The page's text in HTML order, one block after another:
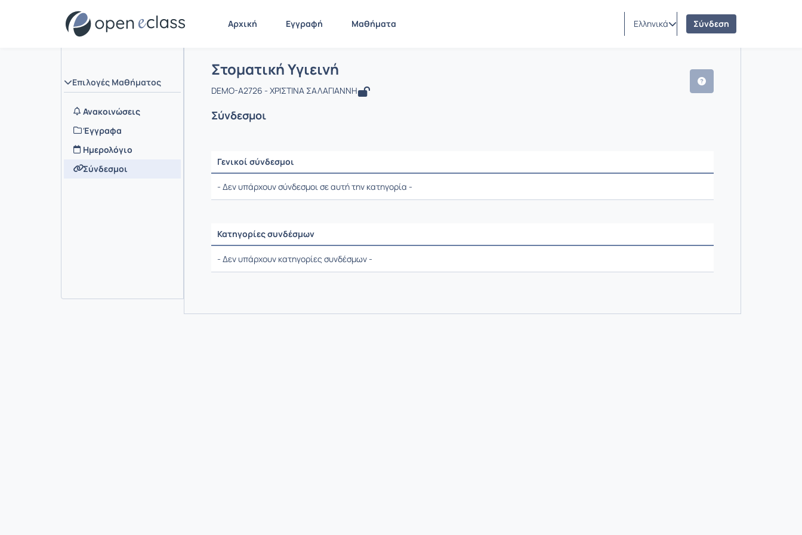
Αρχική Εγγραφή Μαθήματα Ελληνικά Σύνδεση
Επιλογές Μαθήματος
Ανακοινώσεις
Έγγραφα
Ημερολόγιο
Σύνδεσμοι
Μάθημα : Στοματική Υγιεινή
Στοματική Υγιεινή
DEMO-A2726 - ΧΡΙΣΤΙΝΑ ΣΑΛΑΓΙΑΝΝΗ
Σύνδεσμοι
Γενικοί σύνδεσμοι
Ρυθμίσεις επιλογής / Αποτελέσματα
- Δεν υπάρχουν σύνδεσμοι σε αυτή την κατηγορία -
Κατηγορίες συνδέσμων
Ρυθμίσεις επιλογής / Αποτελέσματα
- Δεν υπάρχουν κατηγορίες συνδέσμων -